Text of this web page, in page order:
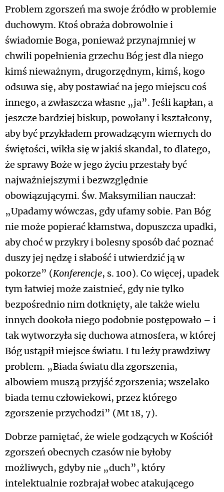
Problem zgorszeń ma swoje źródło w problemie
duchowym. Ktoś obraża dobrowolnie i
świadomie Boga, ponieważ przynajmniej w
chwili popełnienia grzechu Bóg jest dla niego
kimś nieważnym, drugorzędnym, kimś, kogo
odsuwa się, aby postawiać na jego miejscu coś
innego, a zwłaszcza własne „ja”. Jeśli kapłan, a
jeszcze bardziej biskup, powołany i kształcony,
aby być przykładem prowadzącym wiernych do
świętości, wikła się w jakiś skandal, to dlatego,
że sprawy Boże w jego życiu przestały być
najważniejszymi i bezwzględnie
obowiązującymi. Św. Maksymilian nauczał:
„Upadamy wówczas, gdy ufamy sobie. Pan Bóg
nie może popierać kłamstwa, dopuszcza upadki,
aby choć w przykry i bolesny sposób dać poznać
duszy jej nędzę i słabość i utwierdzić ją w
pokorze” (Konferencje, s. 100). Co więcej, upadek
tym łatwiej może zaistnieć, gdy nie tylko
bezpośrednio nim dotknięty, ale także wielu
innych dookoła niego podobnie postępowało – i
tak wytworzyła się duchowa atmosfera, w której
Bóg ustąpił miejsce światu. I tu leży prawdziwy
problem. „Biada światu dla zgorszenia,
albowiem muszą przyjść zgorszenia; wszelako
biada temu człowiekowi, przez którego
zgorszenie przychodzi” (Mt 18, 7).
Dobrze pamiętać, że wiele godzących w Kościół
zgorszeń obecnych czasów nie byłoby
możliwych, gdyby nie „duch”, który
intelektualnie rozbrajał wobec atakującego